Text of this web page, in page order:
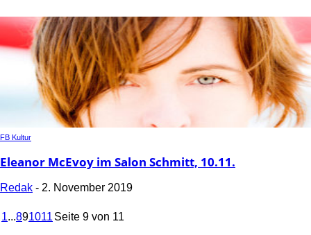
FB Kultur
Eleanor McEvoy im Salon Schmitt, 10.11.
Redak - 2. November 2019
1...891011 Seite 9 von 11